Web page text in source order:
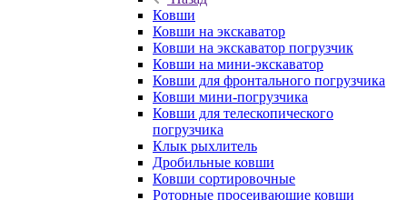
Ковши
Ковши на экскаватор
Ковши на экскаватор погрузчик
Ковши на мини-экскаватор
Ковши для фронтального погрузчика
Ковши мини-погрузчика
Ковши для телескопического
погрузчика
Клык рыхлитель
Дробильные ковши
Ковши сортировочные
Роторные просеивающие ковши